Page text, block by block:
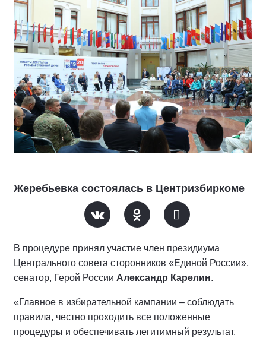
Жеребьевка состоялась в Центризбиркоме
В процедуре принял участие член президиума
Центрального совета сторонников «Единой России»,
сенатор, Герой России Александр Карелин.
«Главное в избирательной кампании – соблюдать
правила, честно проходить все положенные
процедуры и обеспечивать легитимный результат.